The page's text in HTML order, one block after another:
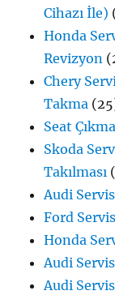
Cihazı İle)
Honda
Revizyon
Chery
Takma
Seat
Skoda
Takılması
Audi
Ford
Honda
Audi
Audi